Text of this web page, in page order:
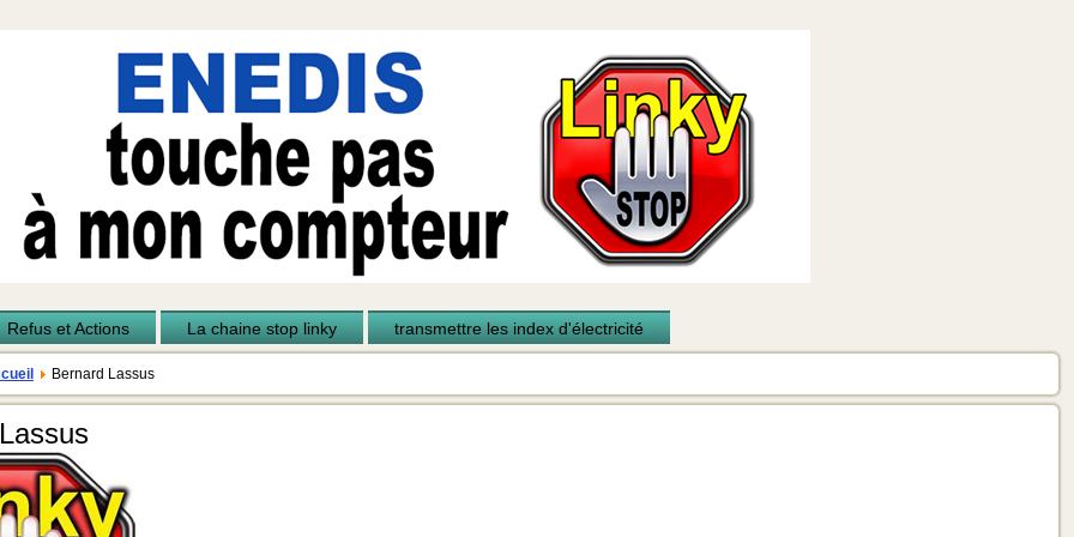
Refus et Actions La chaine stop linky transmettre les index d'électricité
Bernard Lassus